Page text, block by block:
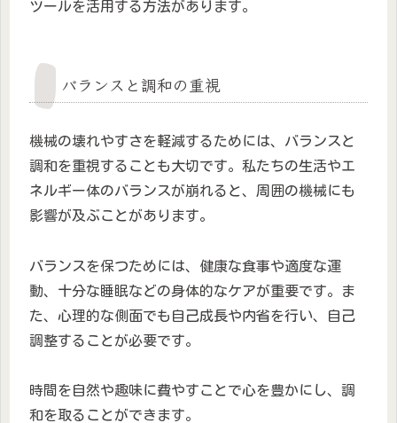
ツールを活用する方法があります。
バランスと調和の重視
機械の壊れやすさを軽減するためには、バランスと
調和を重視することも大切です。私たちの生活やエ
ネルギー体のバランスが崩れると、周囲の機械にも
影響が及ぶことがあります。
バランスを保つためには、健康な食事や適度な運
動、十分な睡眠などの身体的なケアが重要です。ま
た、心理的な側面でも自己成長や内省を行い、自己
調整することが必要です。
時間を自然や趣味に費やすことで心を豊かにし、調
和を取ることができます。